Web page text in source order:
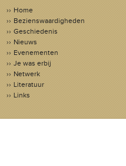
Home
Bezienswaardigheden
Geschiedenis
Nieuws
Evenementen
Je was erbij
Netwerk
Literatuur
Links